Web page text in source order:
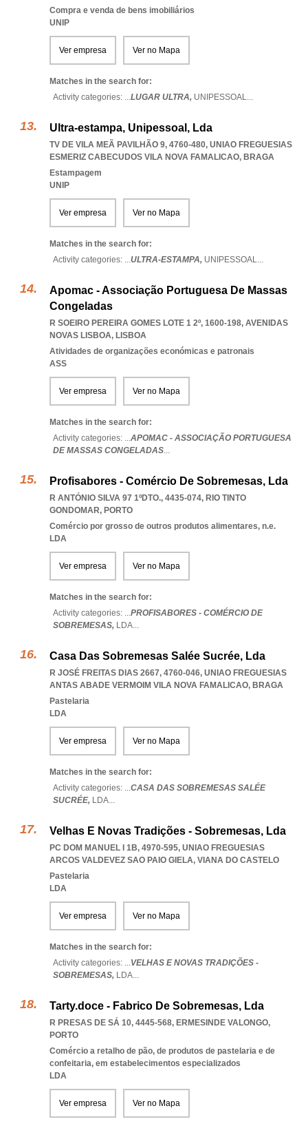
Compra e venda de bens imobiliários
UNIP
Ver empresa Ver no Mapa
Matches in the search for:
Activity categories: ...LUGAR ULTRA, UNIPESSOAL...
Ultra-estampa, Unipessoal, Lda
TV DE VILA MEÃ PAVILHÃO 9, 4760-480, UNIAO FREGUESIAS
ESMERIZ CABECUDOS VILA NOVA FAMALICAO, BRAGA
Estampagem
UNIP
Ver empresa Ver no Mapa
Matches in the search for:
Activity categories: ...ULTRA-ESTAMPA, UNIPESSOAL...
Apomac - Associação Portuguesa De Massas
Congeladas
R SOEIRO PEREIRA GOMES LOTE 1 2º, 1600-198, AVENIDAS
NOVAS LISBOA, LISBOA
Atividades de organizações económicas e patronais
ASS
Ver empresa Ver no Mapa
Matches in the search for:
Activity categories: ...APOMAC - ASSOCIAÇÃO PORTUGUESA
DE MASSAS CONGELADAS...
Profisabores - Comércio De Sobremesas, Lda
R ANTÓNIO SILVA 97 1ºDTO., 4435-074, RIO TINTO
GONDOMAR, PORTO
Comércio por grosso de outros produtos alimentares, n.e.
LDA
Ver empresa Ver no Mapa
Matches in the search for:
Activity categories: ...PROFISABORES - COMÉRCIO DE
SOBREMESAS, LDA...
Casa Das Sobremesas Salée Sucrée, Lda
R JOSÉ FREITAS DIAS 2667, 4760-046, UNIAO FREGUESIAS
ANTAS ABADE VERMOIM VILA NOVA FAMALICAO, BRAGA
Pastelaria
LDA
Ver empresa Ver no Mapa
Matches in the search for:
Activity categories: ...CASA DAS SOBREMESAS SALÉE
SUCRÉE, LDA...
Velhas E Novas Tradições - Sobremesas, Lda
PC DOM MANUEL I 1B, 4970-595, UNIAO FREGUESIAS
ARCOS VALDEVEZ SAO PAIO GIELA, VIANA DO CASTELO
Pastelaria
LDA
Ver empresa Ver no Mapa
Matches in the search for:
Activity categories: ...VELHAS E NOVAS TRADIÇÕES -
SOBREMESAS, LDA...
Tarty.doce - Fabrico De Sobremesas, Lda
R PRESAS DE SÁ 10, 4445-568, ERMESINDE VALONGO,
PORTO
Comércio a retalho de pão, de produtos de pastelaria e de
confeitaria, em estabelecimentos especializados
LDA
Ver empresa Ver no Mapa